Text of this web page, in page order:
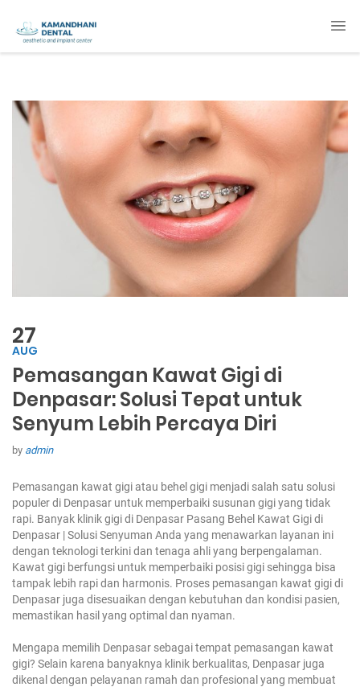
27
AUG
Pemasangan Kawat Gigi di
Denpasar: Solusi Tepat untuk
Senyum Lebih Percaya Diri
by admin
Pemasangan kawat gigi atau behel gigi menjadi salah satu solusi
populer di Denpasar untuk memperbaiki susunan gigi yang tidak
rapi. Banyak klinik gigi di Denpasar Pasang Behel Kawat Gigi di
Denpasar | Solusi Senyuman Anda yang menawarkan layanan ini
dengan teknologi terkini dan tenaga ahli yang berpengalaman.
Kawat gigi berfungsi untuk memperbaiki posisi gigi sehingga bisa
tampak lebih rapi dan harmonis. Proses pemasangan kawat gigi di
Denpasar juga disesuaikan dengan kebutuhan dan kondisi pasien,
memastikan hasil yang optimal dan nyaman.
Mengapa memilih Denpasar sebagai tempat pemasangan kawat
gigi? Selain karena banyaknya klinik berkualitas, Denpasar juga
dikenal dengan pelayanan ramah dan profesional yang membuat